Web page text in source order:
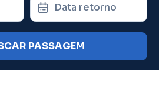
Data retorno
PASSAGEM